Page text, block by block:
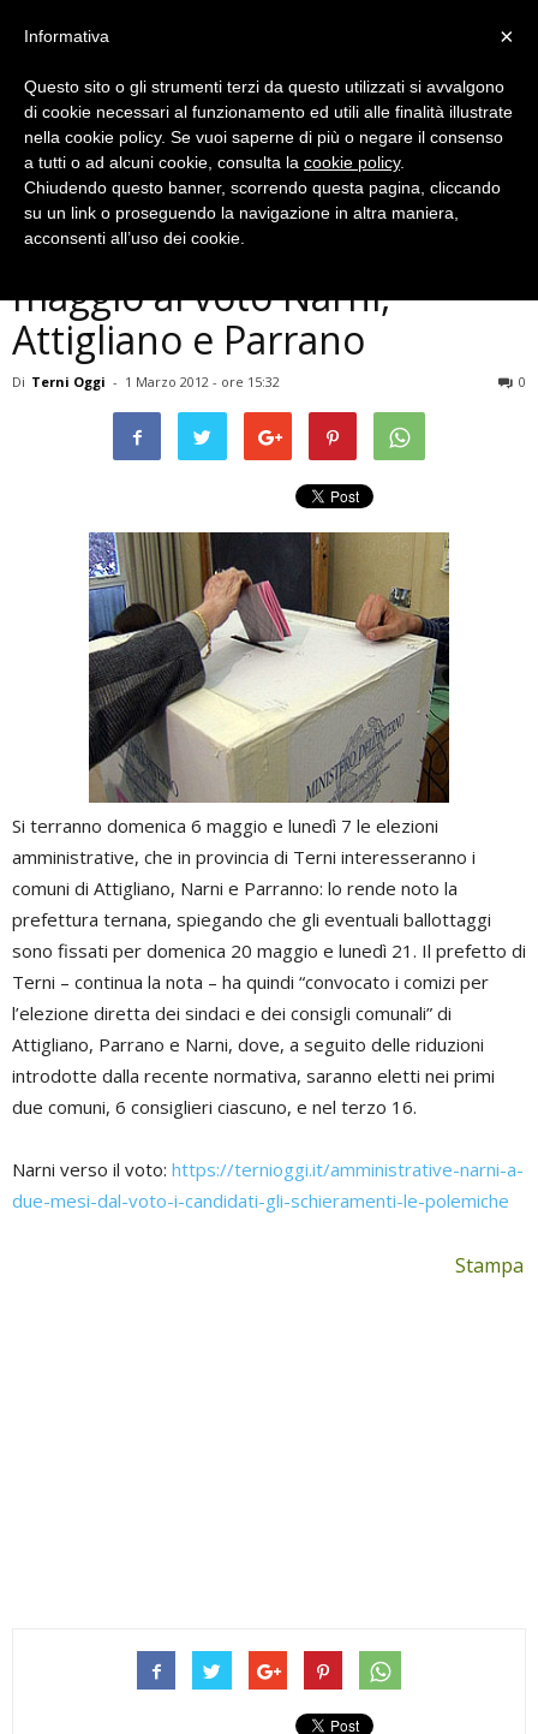
Politica
Amministrative: il 6 e 7
maggio al voto Narni,
Attigliano e Parrano
Di Terni Oggi - 1 Marzo 2012 - ore 15:32 0
Si terranno domenica 6 maggio e lunedì 7 le elezioni
amministrative, che in provincia di Terni interesseranno i
comuni di Attigliano, Narni e Parranno: lo rende noto la
prefettura ternana, spiegando che gli eventuali ballottaggi
sono fissati per domenica 20 maggio e lunedì 21. Il prefetto di
Terni – continua la nota – ha quindi “convocato i comizi per
l’elezione diretta dei sindaci e dei consigli comunali” di
Attigliano, Parrano e Narni, dove, a seguito delle riduzioni
introdotte dalla recente normativa, saranno eletti nei primi
due comuni, 6 consiglieri ciascuno, e nel terzo 16.
Narni verso il voto: https://ternioggi.it/amministrative-narni-a-
due-mesi-dal-voto-i-candidati-gli-schieramenti-le-polemiche
Stampa
×
Informativa
Questo sito o gli strumenti terzi da questo utilizzati si avvalgono
di cookie necessari al funzionamento ed utili alle finalità illustrate
nella cookie policy. Se vuoi saperne di più o negare il consenso
a tutti o ad alcuni cookie, consulta la cookie policy.
Chiudendo questo banner, scorrendo questa pagina, cliccando
su un link o proseguendo la navigazione in altra maniera,
acconsenti all’uso dei cookie.